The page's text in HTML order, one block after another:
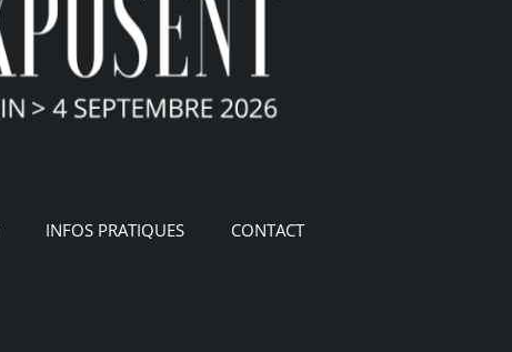
INFOS PRATIQUES CONTACT